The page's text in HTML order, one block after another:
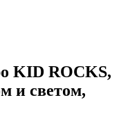
KID ROCKS,
и светом,